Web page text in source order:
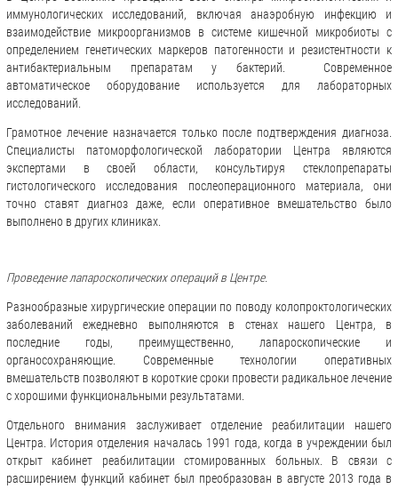
иммунологических исследований, включая анаэробную инфекцию и
взаимодействие микроорганизмов в системе кишечной микробиоты с
определением генетических маркеров патогенности и резистентности к
антибактериальным препаратам у бактерий. Современное
автоматическое оборудование используется для лабораторных
исследований.
Грамотное лечение назначается только после подтверждения диагноза.
Специалисты патоморфологической лаборатории Центра являются
экспертами в своей области, консультируя стеклопрепараты
гистологического исследования послеоперационного материала, они
точно ставят диагноз даже, если оперативное вмешательство было
выполнено в других клиниках.
Проведение лапароскопических операций в Центре.
Разнообразные хирургические операции по поводу колопроктологических
заболеваний ежедневно выполняются в стенах нашего Центра, в
последние годы, преимущественно, лапароскопические и
органосохраняющие. Современные технологии оперативных
вмешательств позволяют в короткие сроки провести радикальное лечение
с хорошими функциональными результатами.
Отдельного внимания заслуживает отделение реабилитации нашего
Центра. История отделения началась 1991 года, когда в учреждении был
открыт кабинет реабилитации стомированных больных. В связи с
расширением функций кабинет был преобразован в августе 2013 года в